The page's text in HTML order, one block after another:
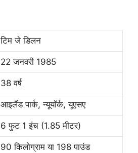
टिम जे डिलन
22 जनवरी 1985
38 वर्ष
आइलैंड पार्क, न्यूयॉर्क, यूएसए
6 फुट 1 इंच (1.85 मीटर)
90 किलोग्राम या 198 पाउंड